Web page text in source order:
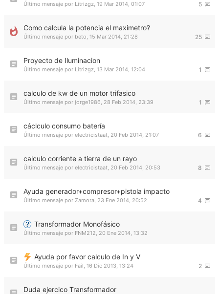
5
Último mensaje por Litrizgz, 19 Mar 2014, 01:07
Como calcula la potencia el maximetro?
25
Último mensaje por beto, 15 Mar 2014, 21:28
Proyecto de Iluminacion
1
Último mensaje por Litrizgz, 13 Mar 2014, 12:04
calculo de kw de un motor trifasico
1
Último mensaje por jorge1986, 28 Feb 2014, 23:39
cáclculo consumo batería
6
Último mensaje por electricistaat, 20 Feb 2014, 21:07
calculo corriente a tierra de un rayo
8
Último mensaje por electricistaat, 20 Feb 2014, 20:53
Ayuda generador+compresor+pistola impacto
4
Último mensaje por Zamora, 23 Ene 2014, 20:52
Transformador Monofásico
Último mensaje por FNM212, 20 Ene 2014, 13:32
Ayuda por favor calculo de In y V
2
Último mensaje por Fail, 16 Dic 2013, 13:24
Duda ejercico Transformador